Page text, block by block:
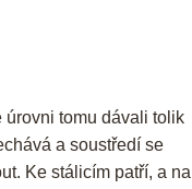
úrovni tomu dávali tolik
a soustředí se
Ke stálicím patří, a na